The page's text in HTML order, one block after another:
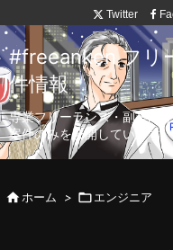
Twitter
#freeanken フ
件情報
専業フリーランス・副業向
案件のみを公開しています。
ホーム > エンジニア